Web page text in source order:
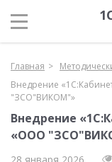
Главная
Внедрение
"ЗСО"ВИКОМ"»
Внедрение
«ООО